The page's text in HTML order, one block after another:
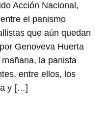
Acción Nacional,
el panismo
que aún quedan
Genoveva Huerta
la panista
entre ellos, los
y […]